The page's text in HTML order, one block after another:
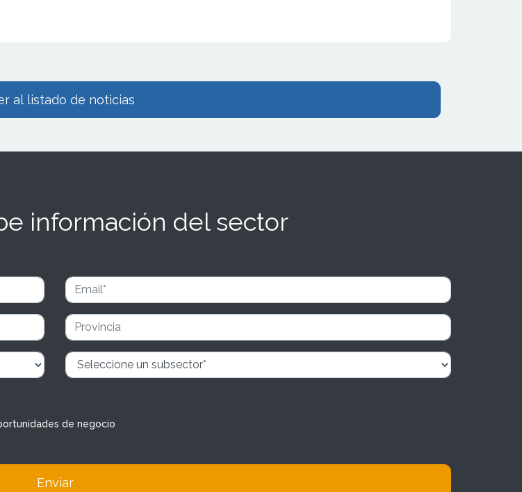
al listado de noticias
información del sector
de negocio
Enviar